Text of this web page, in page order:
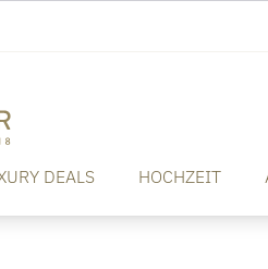
DEALS HOCHZEIT